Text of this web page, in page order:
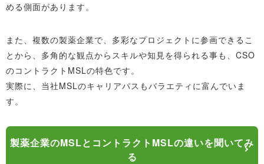
める側面があります。
また、複数の製薬企業で、多彩なプロジェクトに参画できるこ
とから、多角的な観点からスキルや知見を得られる事も、CSO
のコントラクトMSLの特色です。
実際に、当社MSLのキャリアパスもバラエティに富んでいま
す。
製薬企業のMSLとコントラクトMSLの違いを聞いてみ
る